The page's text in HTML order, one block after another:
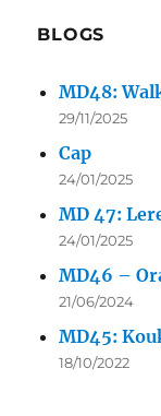
BLOGS
MD48:
29/11/2025
Cap
24/01/2025
MD 47:
24/01/2025
MD46 –
21/06/2024
MD45:
18/10/2022